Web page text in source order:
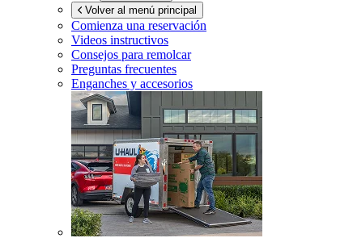
Volver al menú principal
Comienza una reservación
Videos instructivos
Consejos para remolcar
Preguntas frecuentes
Enganches y accesorios